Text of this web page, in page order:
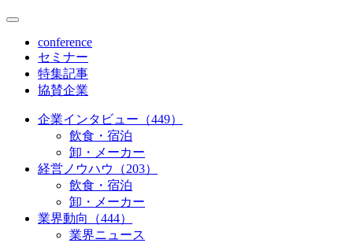
conference
セミナー
特集記事
協賛企業
企業インタビュー（449）
飲食・宿泊
卸・メーカー
経営ノウハウ（203）
飲食・宿泊
卸・メーカー
業界動向（444）
業界ニュース